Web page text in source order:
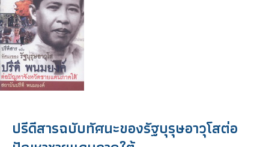
ปรีดีสารฉบับทัศนะของรัฐบุรุษอาวุโสต่อ